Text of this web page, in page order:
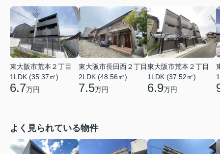
東大阪市荒本２丁目
1LDK (35.37㎡)
6.7万円
東大阪市長田西２丁目
2LDK (48.56㎡)
7.5万円
東大阪市荒本２丁目
1LDK (37.52㎡)
6.9万円
よく見られている物件